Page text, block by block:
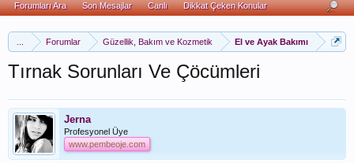
Forumlar Güzellik, Bakım ve Kozmetik El ve Ayak Bakımı
Tırnak Sorunları Ve Çöcümleri
Jerna
Profesyonel Üye
www.pembeoje.com
Forumları Ara Son Mesajlar Canlı Dikkat Çeken Konular